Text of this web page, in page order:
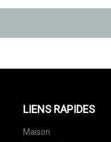
LIENS RAPIDES
Maison